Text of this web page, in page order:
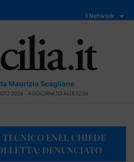
Il Network
Maurizio Scaglione
2026 - AGGIORNATO ALLE 12:56
TECNICO ENEL CHIEDE
DENUNCIATO